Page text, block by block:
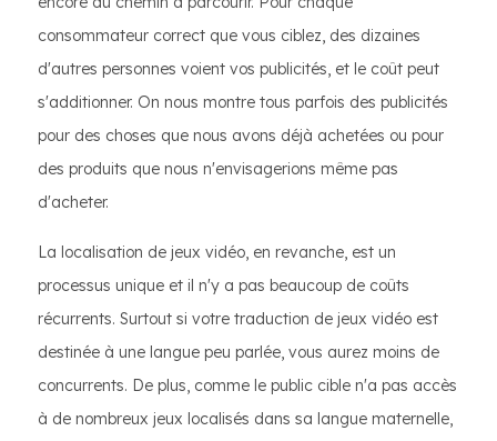
consommateur correct que vous ciblez, des dizaines
d'autres personnes voient vos publicités, et le coût peut
s'additionner. On nous montre tous parfois des publicités
pour des choses que nous avons déjà achetées ou pour
des produits que nous n'envisagerions même pas
d'acheter.
La localisation de jeux vidéo, en revanche, est un
processus unique et il n'y a pas beaucoup de coûts
récurrents. Surtout si votre traduction de jeux vidéo est
destinée à une langue peu parlée, vous aurez moins de
concurrents. De plus, comme le public cible n'a pas accès
à de nombreux jeux localisés dans sa langue maternelle,